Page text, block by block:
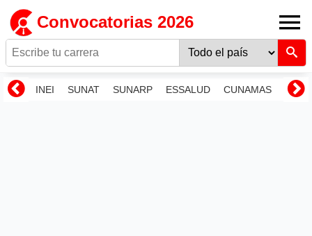
Convocatorias 2026
INEI SUNAT SUNARP ESSALUD CUNAMAS